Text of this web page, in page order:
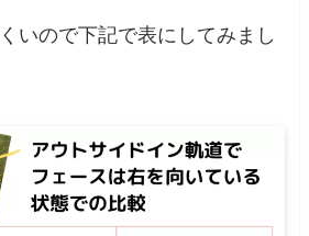
いので下記で表にしてみまし